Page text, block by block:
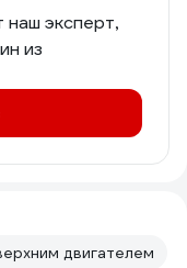
наш эксперт,
из
двигателем